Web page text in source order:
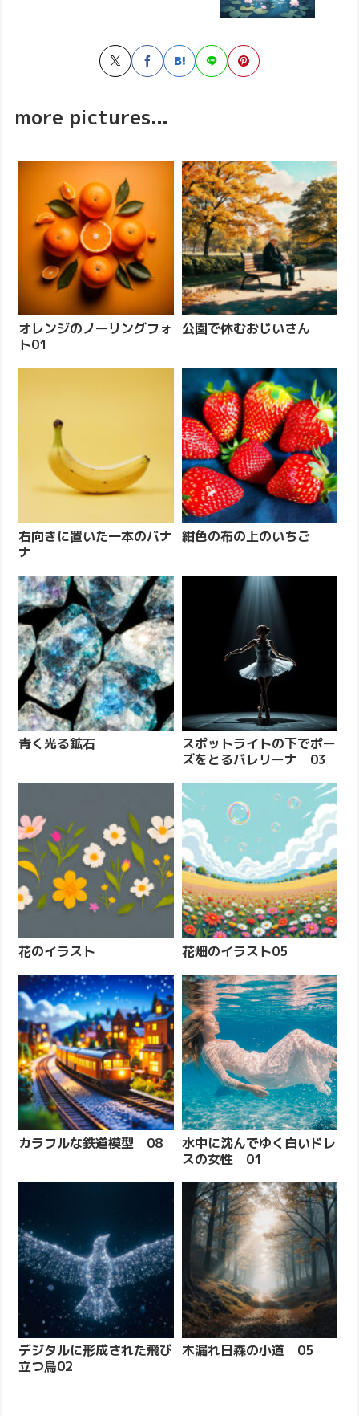
more pictures...
オレンジのノーリングフォ
ト01
公園で休むおじいさん
右向きに置いた一本のバナ
ナ
紺色の布の上のいちご
青く光る鉱石
スポットライトの下でポー
ズをとるバレリーナ 03
花のイラスト 花畑のイラスト05
カラフルな鉄道模型 08
水中に沈んでゆく白いドレ
スの女性 01
デジタルに形成された飛び
立つ鳥02
木漏れ日森の小道 05